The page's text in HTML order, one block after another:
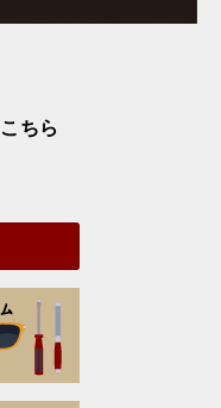
こちら